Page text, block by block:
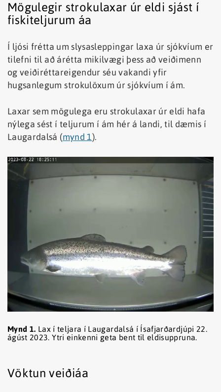
Mögulegir strokulaxar úr eldi sjást í
fiskiteljurum áa
Í ljósi frétta um slysasleppingar laxa úr sjókvíum er
tilefni til að árétta mikilvægi þess að veiðimenn
og veiðiréttareigendur séu vakandi yfir
hugsanlegum strokulöxum úr sjókvíum í ám.
Laxar sem mögulega eru strokulaxar úr eldi hafa
nýlega sést í teljurum í ám hér á landi, til dæmis í
Laugardalsá (mynd 1).
Mynd 1. Lax í teljara í Laugardalsá í Ísafjarðardjúpi 22.
ágúst 2023. Ytri einkenni geta bent til eldisuppruna.
Vöktun veiðiáa